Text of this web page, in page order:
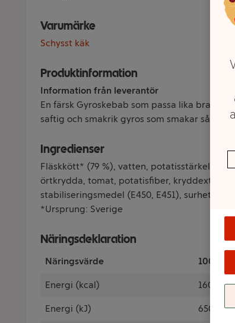
Varumärke
Schysst käk
Produktinformation
Information från leverantör
En färsk Gyroskebab som passa lika bra i
saftig och smakrik gyros som smakar sådär
Ingredienser
Fläskkött* (79 %), vatten, potatisstärkelse,
örtkrydda, tomat, potatisfiber, kryddextrakt,
stabiliseringsmedel (E450, E451),
*Ursprung: Sverige
Näringsdeklaration
Näringsvärde 100 Gram
Energi (kcal) 160 kcal
Energi (kJ) 650 kJ